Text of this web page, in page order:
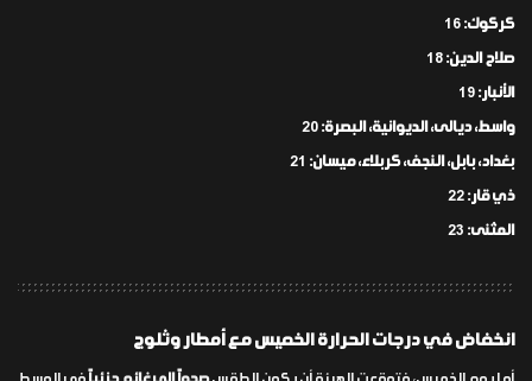
كركوك:
صلاح الدين:
الأنبار:
واسط، ديالى، الديوانية، البصرة:
بغداد، بابل، النجف، كربلاء، ميسان:
ذي قار:
المثنى:
انخفاض في درجات الحرارة الخميس مع أمطار وثلوج